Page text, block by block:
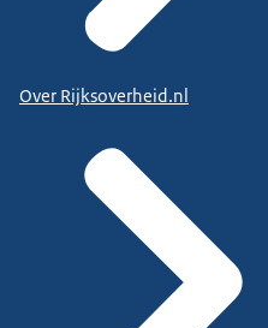
Over Rijksoverheid.nl